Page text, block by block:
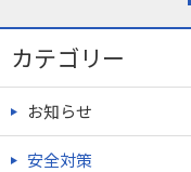
カテゴリー
お知らせ
安全対策